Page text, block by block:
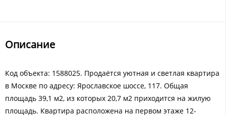
Описание
Код объекта: 1588025. Продаётся уютная и светлая квартира
в Москве по адресу: Ярославское шоссе, 117. Общая
площадь 39,1 м2, из которых 20,7 м2 приходится на жилую
площадь. Квартира расположена на первом этаже 12-